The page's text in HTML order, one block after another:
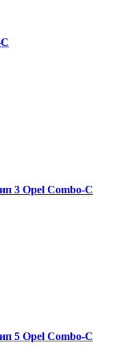
С
3 Opel Combo-С
5 Opel Combo-С